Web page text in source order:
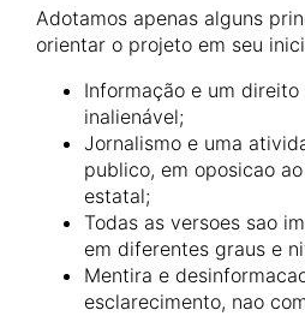
Adotamos apenas alguns
orientar o projeto em seu
Informação e um
inalienável;
Jornalismo e uma
publico, em oposicao
estatal;
Todas as versoes sao
em diferentes graus e
Mentira e
esclarecimento, nao